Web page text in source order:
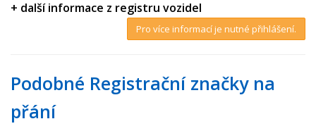
+ další informace z registru vozidel
Pro více informací je nutné přihlášení.
Podobné Registrační značky na
přání